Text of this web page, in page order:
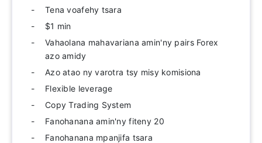
Tena voafehy tsara
$1 min
Vahaolana mahavariana amin'ny pairs Forex
azo amidy
Azo atao ny varotra tsy misy komisiona
Flexible leverage
Copy Trading System
Fanohanana amin'ny fiteny 20
Fanohanana mpanjifa tsara